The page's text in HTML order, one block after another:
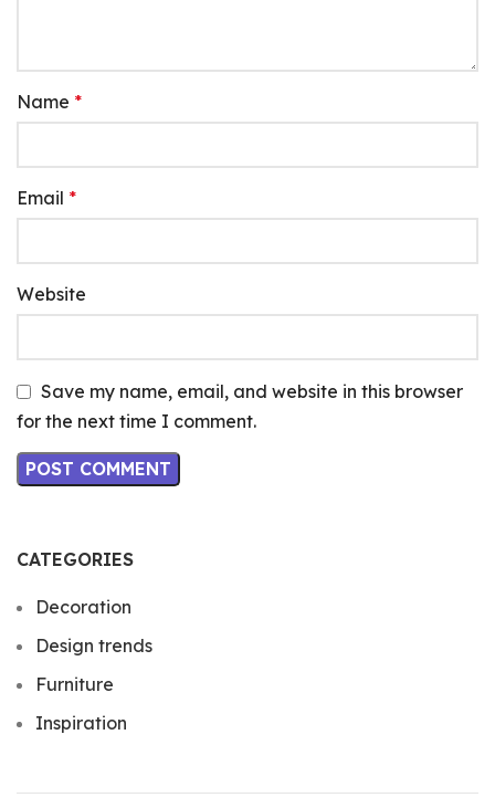
Name *
Email *
Website
Save my name, email, and website in this browser
for the next time I comment.
CATEGORIES
Decoration
Design trends
Furniture
Inspiration